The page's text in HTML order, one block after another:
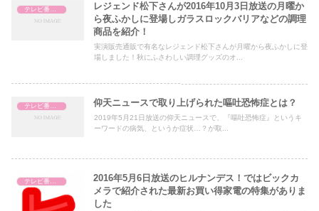
テレビ番組レビュー
レジェンド松下さんが2016年10月3日放送の月曜か
ら夜ふかしに登場しガラスロックバリアなどの調理
商品を紹介！
実演販売通販で有名なレジェンド松下さんが月曜から夜ふかしに登
場しました！秋にふさわしい調理グッズのオ...
テレビ番組レビュー 仰天ニュースで取り上げられた嘔吐恐怖症とは？
2019年5月21日放送の仰天ニュースで、『嘔吐恐怖症』というキ
ーワードの病気、というか症状…？が取...
2016年5月6日放送のヒルナンデス！ではビックカ
メラで紹介された最新お買い得家電の特集がありま
した